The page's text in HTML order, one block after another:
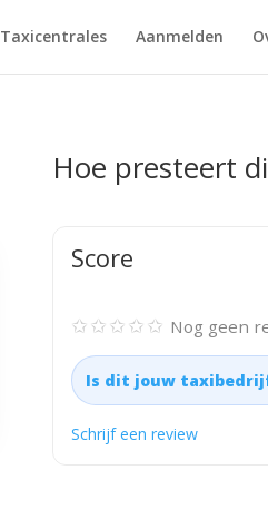
Taxicentrales Aanmelden
Hoe presteert
Score
✩✩✩✩✩ Nog geen
Is dit jouw
Schrijf een review